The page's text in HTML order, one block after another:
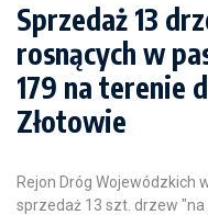
Sprzedaż 13
rosnących w
179 na terenie
Złotowie
Rejon Dróg Wojewódzkich
sprzedaż 13 szt. drzew